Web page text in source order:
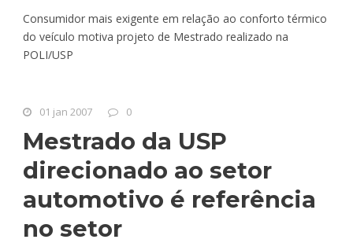
Consumidor mais exigente em relação ao conforto térmico
do veículo motiva projeto de Mestrado realizado na
POLI/USP
01 jan 2007 0
Mestrado da USP
direcionado ao setor
automotivo é referência
no setor